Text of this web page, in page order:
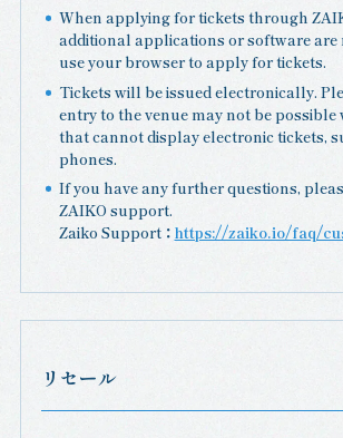
When applying for tickets through
additional applications or software are
use your browser to apply for tickets.
Tickets will be issued electronically.
entry to the venue may not be possible
that cannot display electronic tickets,
phones.
If you have any further questions,
ZAIKO support.
Zaiko Support ： https://zaiko.io/faq/
リセール